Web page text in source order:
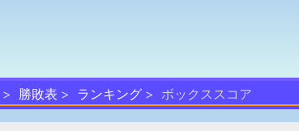
勝敗表 ランキング ボックススコア